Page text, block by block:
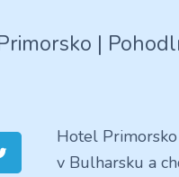
|
Hotel
v Bulharsku a